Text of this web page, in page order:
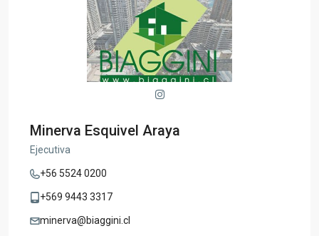
Minerva Esquivel Araya
Ejecutiva
+56 5524 0200
+569 9443 3317
minerva@biaggini.cl